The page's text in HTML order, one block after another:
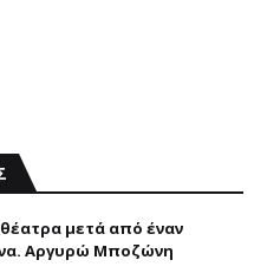
μετά από έναν
Αργυρώ Μποζώνη